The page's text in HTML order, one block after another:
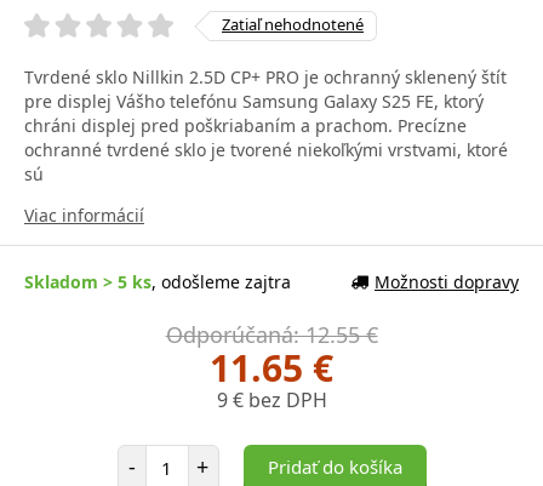
Zatiaľ nehodnotené
Tvrdené sklo Nillkin 2.5D CP+ PRO je ochranný sklenený štít
pre displej Vášho telefónu Samsung Galaxy S25 FE, ktorý
chráni displej pred poškriabaním a prachom. Precízne
ochranné tvrdené sklo je tvorené niekoľkými vrstvami, ktoré
sú
Viac informácií
Skladom > 5 ks, odošleme zajtra Možnosti dopravy
Odporúčaná: 12.55 €
11.65 €
9 € bez DPH
- Počet položiek
+ Pridať do košíka